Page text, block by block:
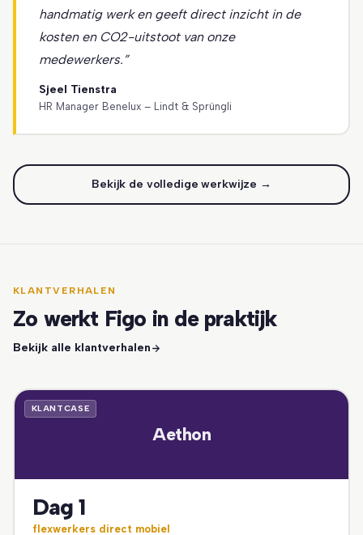
handmatig werk en geeft direct inzicht in de
kosten en CO2-uitstoot van onze
medewerkers.”
Sjeel Tienstra
HR Manager Benelux – Lindt & Sprüngli
Bekijk de volledige werkwijze →
KLANTVERHALEN
Zo werkt Figo in de praktijk
Bekijk alle klantverhalen
KLANTCASE
Aethon
Dag 1
flexwerkers direct mobiel